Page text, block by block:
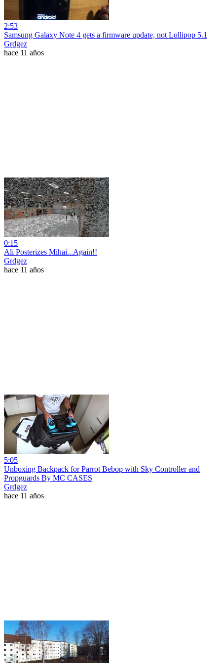
2:53
Samsung Galaxy Note 4 gets a firmware update, not Lollipop 5.1
Grdgez
hace 11 años
0:15
Ali Posterizes Mihai...Again!!
Grdgez
hace 11 años
5:05
Unboxing Backpack for Parrot Bebop with Sky Controller and
Propguards By MC CASES
Grdgez
hace 11 años